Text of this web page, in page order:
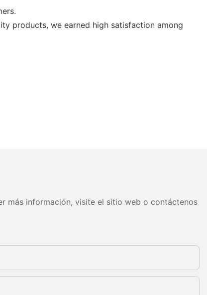
products, we earned high satisfaction among
más información, visite el sitio web o contáctenos